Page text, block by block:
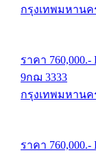
กรุงเทพมหานค
ราคา 760,000.-
9กฌ 3333
กรุงเทพมหานค
ราคา 760,000.-